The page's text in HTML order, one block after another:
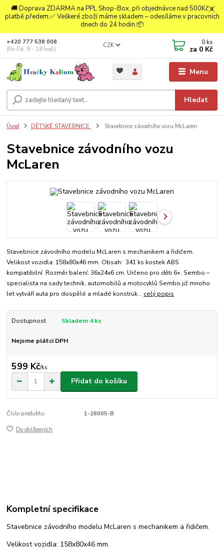
🚚 Doprava ZDARMA na PPL Shop-Box, při objednávce nad 500Kč a
platbě předem.✅ Veškeré zboží máme skladem – odesíláme v pracovních
dnech do 24 hodin.📦
Menu
CZK
Hledat
+420 777 538 008
(Po-Pá, 9 - 18 hod.)
0 ks
za 0 Kč
Úvod DĚTSKÉ STAVEBNICE Stavebnice závodního vozu McLaren
Stavebnice závodního vozu
McLaren
Stavebnice závodního modelu McLaren s mechanikem a řidičem.
Velikost vozidla: 158x80x46 mm. Obsah: 341 ks kostek ABS
kompatibilní Rozměr balení: 36x24x6 cm. Určeno pro děti 6+. Sembo –
specialista na sady technik, automobilů a motocyklů Sembo již mnoho
let vytváří auta pro dospělé a mladé konstruk... celý popis
Dostupnost Skladem 4 ks
Nejsme plátci DPH
599 Kč/ks
Přidat do košíku
Číslo produktu: 1-26005-B
Do oblíbených
Kompletní specifikace
Stavebnice závodního modelu McLaren s mechanikem a řidičem.
Velikost vozidla: 158x80x46 mm.